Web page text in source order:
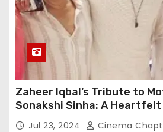
Zaheer Iqbal’s Tribute to
Sonakshi Sinha: A
Gratitude
Jul 23, 2024 Cinema